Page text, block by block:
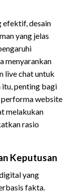
efektif, desain
yang jelas
menyarankan
live chat untuk
itu, penting bagi
performa website
melakukan
rasio
Keputusan
yang
fakta.